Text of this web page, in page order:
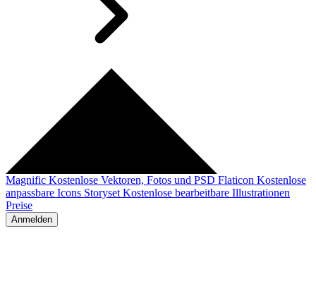
Magnific Kostenlose Vektoren, Fotos und PSD Flaticon Kostenlose
anpassbare Icons Storyset Kostenlose bearbeitbare Illustrationen
Preise
Anmelden